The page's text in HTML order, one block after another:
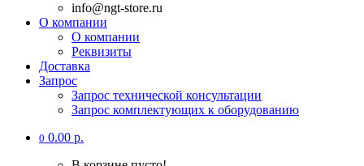
info@ngt-store.ru
О компании
О компании
Реквизиты
Доставка
Запрос
Запрос технической консультации
Запрос комплектующих к оборудованию
0 0.00 р.